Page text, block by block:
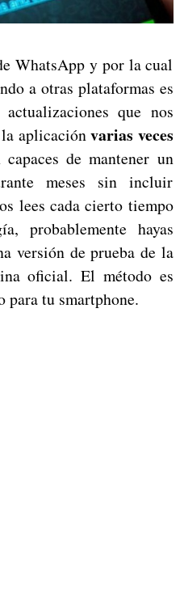
WhatsApp y por la cual
a otras plataformas es
que nos
la aplicaciónvarias veces
de mantener un
meses sin incluir
lees cada cierto tiempo
probablemente hayas
versión de prueba de la
oficial. El método es
para tu smartphone.